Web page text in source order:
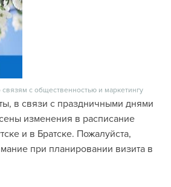
связям с общественностью и маркетингу
в связи с праздничными днями
изменения в расписание
и в Братске. Пожалуйста,
при планировании визита в